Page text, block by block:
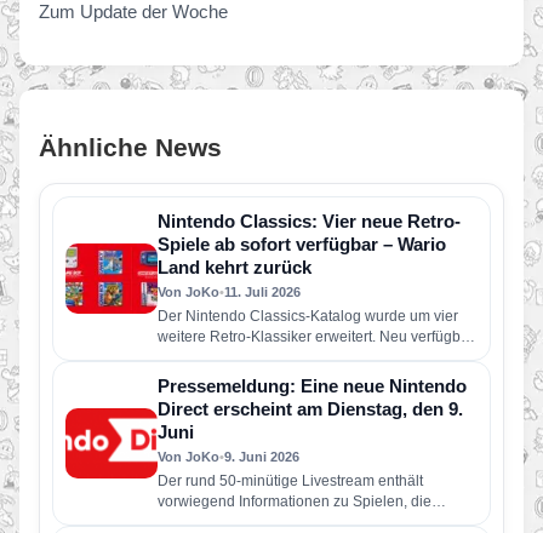
Zum Update der Woche
Ähnliche News
Nintendo Classics: Vier neue Retro-
Spiele ab sofort verfügbar – Wario
Land kehrt zurück
Von JoKo•11. Juli 2026
Der Nintendo Classics-Katalog wurde um vier
weitere Retro-Klassiker erweitert. Neu verfügbar
sind die folgenden Spiele: Wario Land: Super…
Pressemeldung: Eine neue Nintendo
Direct erscheint am Dienstag, den 9.
Juni
Von JoKo•9. Juni 2026
Der rund 50-minütige Livestream enthält
vorwiegend Informationen zu Spielen, die
dieses Jahr für Nintendo Switch 2 und Nintendo